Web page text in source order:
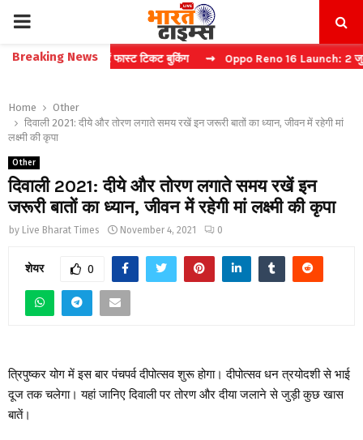
PRIMARY
MENU
Breaking News
बिना कैप्चा करें फास्ट टिकट बुकिंग ⇝ Oppo Reno 16 Launch: 2 जुलाई को
Home
Other
दिवाली 2021: दीये और तोरण लगाते समय रखें इन जरूरी बातों का ध्यान, जीवन में रहेगी मां
लक्ष्मी की कृपा
Other
दिवाली 2021: दीये और तोरण लगाते समय रखें इन
जरूरी बातों का ध्यान, जीवन में रहेगी मां लक्ष्मी की कृपा
by Live Bharat Times November 4, 2021 0
शेयर 0
त्रिपुष्कर योग में इस बार पंचपर्व दीपोत्सव शुरू होगा। दीपोत्सव धन त्रयोदशी से भाई
दूज तक चलेगा। यहां जानिए दिवाली पर तोरण और दीया जलाने से जुड़ी कुछ खास
बातें।